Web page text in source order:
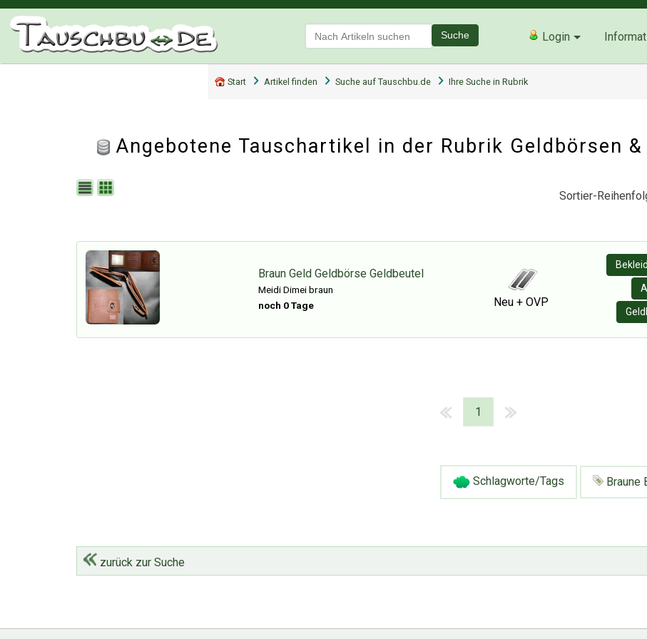
Suche Login
Start Artikel finden Suche auf Tauschbu.de Ihre Suche in Rubrik
Angebotene Tauschartikel in der Rubrik Geldbörsen
Sortier-
Braun Geld Geldbörse Geldbeutel
Meidi Dimei braun
noch 0 Tage
Neu + OVP
1
Schlagworte/Tags Braune
zurück zur Suche